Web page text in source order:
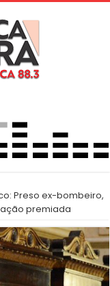
Preso ex-bombeiro,
premiada